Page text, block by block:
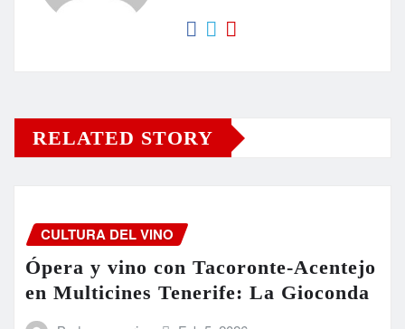
RELATED STORY
CULTURA DEL VINO
Ópera y vino con Tacoronte-Acentejo
en Multicines Tenerife: La Gioconda